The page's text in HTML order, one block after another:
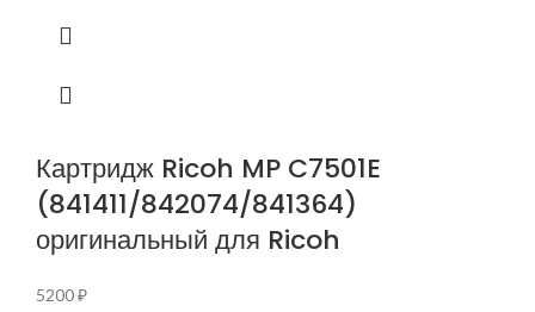
Картридж Ricoh MP C7501E
(841411/842074/841364)
оригинальный для Ricoh
5200₽